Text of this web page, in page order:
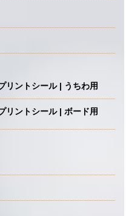
リントシール | うちわ用
リントシール | ボード用